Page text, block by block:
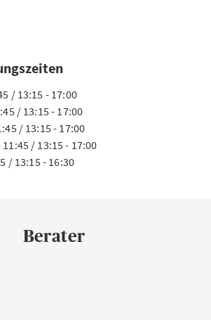
/ 13:15 - 17:00
/ 13:15 - 17:00
/ 13:15 - 17:00
/ 13:15 - 17:00
/ 13:15 - 16:30
Berater